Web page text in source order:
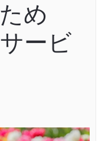
め
ービ